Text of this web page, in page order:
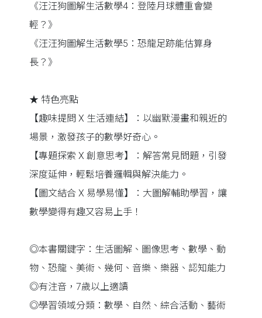
《汪汪狗圖解生活數學4：登陸月球體重會變
輕？》
《汪汪狗圖解生活數學5：恐龍足跡能估算身
長？》
★ 特色亮點
【趣味提問 X 生活連結】：以幽默漫畫和親近的
場景，激發孩子的數學好奇心。
【專題探索 X 創意思考】：解答常見問題，引發
深度延伸，輕鬆培養邏輯與解決能力。
【圖文結合 X 易學易懂】：大圖解輔助學習，讓
數學變得有趣又容易上手！
◎本書關鍵字：生活圖解、圖像思考、數學、動
物、恐龍、美術、幾何、音樂、樂器、認知能力
◎有注音，7歲以上適讀
◎學習領域分類：數學、自然、綜合活動、藝術